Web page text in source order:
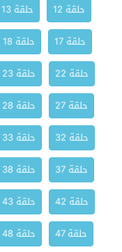
حلقة 12
حلقة 13
حلقة 17
حلقة 18
حلقة 22
حلقة 23
حلقة 27
حلقة 28
حلقة 32
حلقة 33
حلقة 37
حلقة 38
حلقة 42
حلقة 43
حلقة 47
حلقة 48